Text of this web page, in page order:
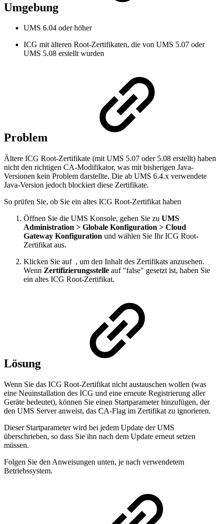
Umgebung
UMS 6.04 oder höher
ICG mit älteren Root-Zertifikaten, die von UMS 5.07 oder
UMS 5.08 erstellt wurden
Problem
Ältere ICG Root-Zertifikate (mit UMS 5.07 oder 5.08 erstellt) haben
nicht den richtigen CA-Modifikator, was mit bisherigen Java-
Versionen kein Problem darstellte. Die ab UMS 6.4.x verwendete
Java-Version jedoch blockiert diese Zertifikate.
So prüfen Sie, ob Sie ein altes ICG Root-Zertifikat haben
Öffnen Sie die UMS Konsole, gehen Sie zu UMS
Administration > Globale Konfiguration > Cloud
Gateway Konfiguration und wählen Sie Ihr ICG Root-
Zertifikat aus.
Klicken Sie auf , um den Inhalt des Zertifikats anzusehen.
Wenn Zertifizierungsstelle auf "false" gesetzt ist, haben Sie
ein altes ICG Root-Zertifikat.
Lösung
Wenn Sie das ICG Root-Zertifikat nicht austauschen wollen (was
eine Neuinstallation des ICG und eine erneute Registrierung aller
Geräte bedeutet), können Sie einen Startparameter hinzufügen, der
den UMS Server anweist, das CA-Flag im Zertifikat zu ignorieren.
Dieser Startparameter wird bei jedem Update der UMS
überschrieben, so dass Sie ihn nach dem Update erneut setzen
müssen.
Folgen Sie den Anweisungen unten, je nach verwendetem
Betriebssystem.